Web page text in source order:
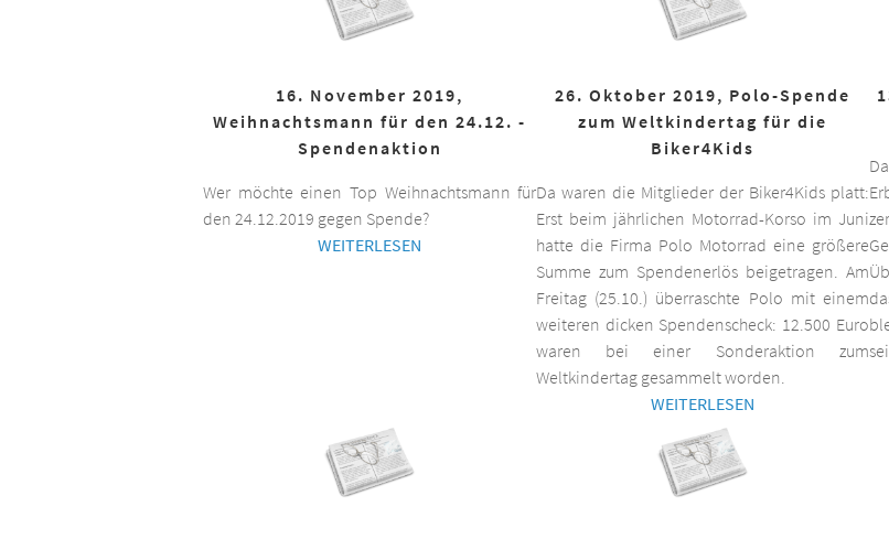
16. November 2019,
Weihnachtsmann für den 24.12. -
Spendenaktion
Wer möchte einen Top Weihnachtsmann für
den 24.12.2019 gegen Spende?
WEITERLESEN
26. Oktober 2019, Polo-Spende
zum Weltkindertag für die
Biker4Kids
Da waren die Mitglieder der Biker4Kids platt:
Erst beim jährlichen Motorrad-Korso im Juni
hatte die Firma Polo Motorrad eine größere
Summe zum Spendenerlös beigetragen. Am
Freitag (25.10.) überraschte Polo mit einem
weiteren dicken Spendenscheck: 12.500 Euro
waren bei einer Sonderaktion zum
Weltkindertag gesammelt worden.
WEITERLESEN